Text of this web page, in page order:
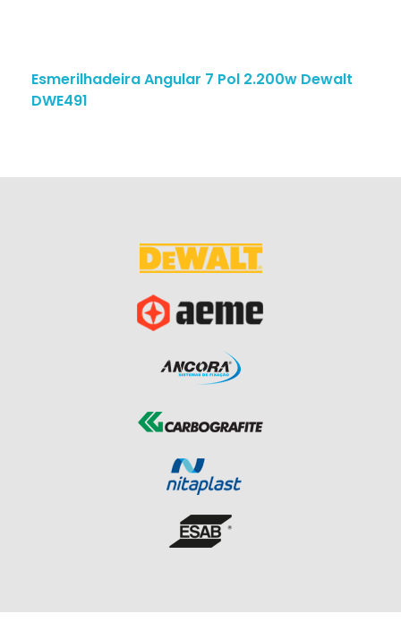
Esmerilhadeira Angular 7 Pol 2.200w Dewalt
DWE491